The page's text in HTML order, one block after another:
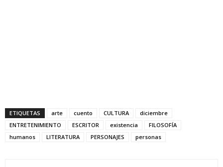
ETIQUETAS arte cuento CULTURA
diciembre
ENTRETENIMIENTO
ESCRITOR existencia
FILOSOFÍA
humanos
LITERATURA PERSONAJES personas